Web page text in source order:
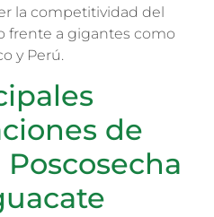
la competitividad del
frente a gigantes como
y Perú.
de